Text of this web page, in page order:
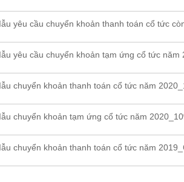
yêu cầu chuyển khoản thanh toán cổ tức
yêu cầu chuyển khoản tạm ứng cổ tức năm
chuyển khoản thanh toán cổ tức năm
chuyển khoản tạm ứng cổ tức năm
chuyển khoản thanh toán cổ tức năm